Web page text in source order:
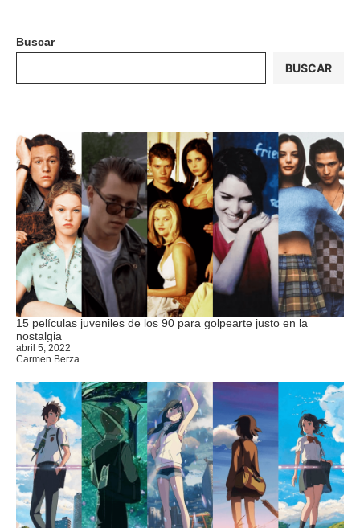
Buscar
BUSCAR
15 películas juveniles de los 90 para golpearte justo en la
nostalgia
abril 5, 2022
Carmen Berza